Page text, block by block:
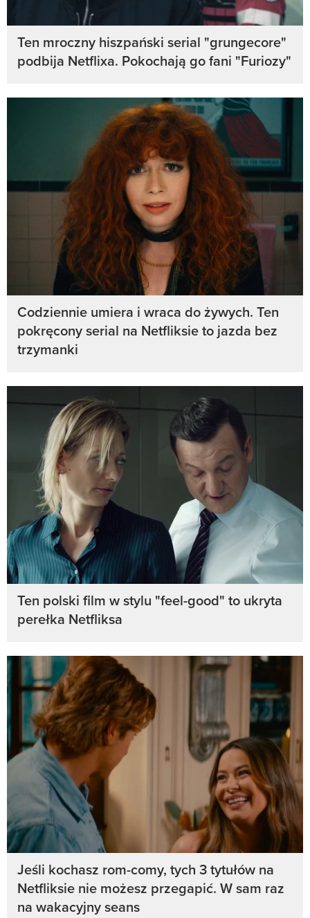
Ten mroczny hiszpański serial "grungecore"
podbija Netflixa. Pokochają go fani "Furiozy"
Codziennie umiera i wraca do żywych. Ten
pokręcony serial na Netfliksie to jazda bez
trzymanki
Ten polski film w stylu "feel-good" to ukryta
perełka Netfliksa
Jeśli kochasz rom-comy, tych 3 tytułów na
Netfliksie nie możesz przegapić. W sam raz
na wakacyjny seans